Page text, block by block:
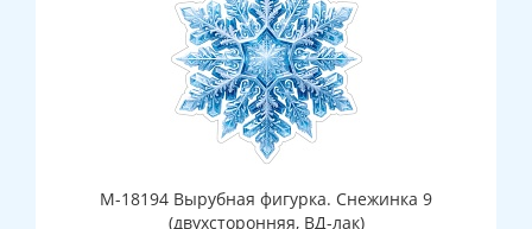
М-18194 Вырубная фигурка. Снежинка 9
(двухсторонняя, ВД-лак)